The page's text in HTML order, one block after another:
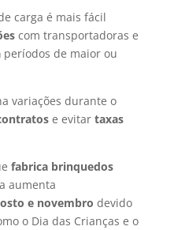
carga é mais fácil
com transportadoras e
períodos de maior ou
variações durante o
e evitar taxas
fabrica brinquedos
aumenta
e novembro devido
o Dia das Crianças e o